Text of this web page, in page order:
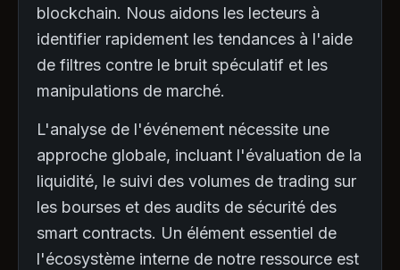
blockchain. Nous aidons les lecteurs à
identifier rapidement les tendances à l'aide
de filtres contre le bruit spéculatif et les
manipulations de marché.
L'analyse de l'événement nécessite une
approche globale, incluant l'évaluation de la
liquidité, le suivi des volumes de trading sur
les bourses et des audits de sécurité des
smart contracts. Un élément essentiel de
l'écosystème interne de notre ressource est